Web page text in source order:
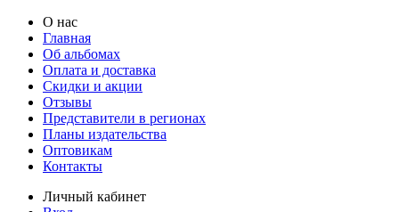
О нас
Главная
Об альбомах
Оплата и доставка
Скидки и акции
Отзывы
Представители в регионах
Планы издательства
Оптовикам
Контакты
Личный кабинет